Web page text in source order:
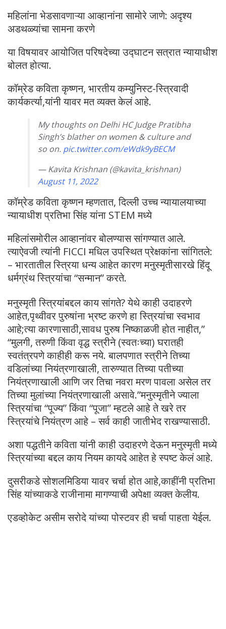
महिलांना भेडसावणाऱ्या आव्हानांना सामोरे जाणे: अदृश्य
अडथळ्यांचा सामना करणे
या विषयावर आयोजित परिषदेच्या उद्घाटन सत्रात न्यायाधीश
बोलत होत्या.
कॉम्रेड कविता कृष्णन, भारतीय कम्युनिस्ट-स्त्रिवादी
कार्यकर्त्या,यांनी यावर मत व्यक्त केलं आहे.
My thoughts on Delhi HC Judge Pratibha
Singh’s blather on women & culture and
so on. pic.twitter.com/eWdk9yBECM
— Kavita Krishnan (@kavita_krishnan)
August 11, 2022
कॉम्रेड कविता कृष्णन म्हणतात, दिल्ली उच्च न्यायालयाच्या
न्यायाधीश प्रतिभा सिंह यांना STEM मध्ये
महिलांसमोरील आव्हानांवर बोलण्यास सांगण्यात आले.
त्याऐवजी त्यांनी FICCI मधिल उपस्थित प्रेक्षकांना सांगितले:
– भारतातील स्त्रिया धन्य आहेत कारण मनुस्मृतीसारखे हिंदू
धर्मग्रंथ स्त्रियांचा “सन्मान” करते.
मनुस्मृती स्त्रियांबद्दल काय सांगते? येथे काही उदाहरणे
आहेत,पृथ्वीवर पुरुषांना भ्रष्ट करणे हा स्त्रियांचा स्वभाव
आहे;त्या कारणासाठी,सावध पुरुष निष्काळजी होत नाहीत,”
“मुलगी, तरुणी किंवा वृद्ध स्त्रीने (स्वतःच्या) घरातही
स्वतंत्रपणे काहीही करू नये. बालपणात स्त्रीने तिच्या
वडिलांच्या नियंत्रणाखाली, तारुण्यात तिच्या पतीच्या
नियंत्रणाखाली आणि जर तिचा नवरा मरण पावला असेल तर
तिच्या मुलांच्या नियंत्रणाखाली असावे.”मनुस्मृतीने ज्याला
स्त्रियांचा “पूज्य” किंवा “पूजा” म्हटले आहे ते खरे तर
स्त्रियांचे नियंत्रण आहे – सर्व काही जातीभेद राखण्यासाठी.
अशा पद्धतीने कविता यांनी काही उदाहरणे देऊन मनुस्मृती मध्ये
स्त्रियांच्या बद्दल काय नियम कायदे आहेत हे स्पष्ट केलं आहे.
दुसरीकडे सोशलमिडिया यावर चर्चा होत आहे,काहींनी प्रतिभा
सिंह यांच्याकडे राजीनामा मागण्याची अपेक्षा व्यक्त केलीय.
एडव्होकेट असीम सरोदे यांच्या पोस्टवर ही चर्चा पाहता येईल.